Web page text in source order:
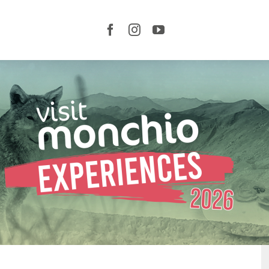
LE
ORGANIZZALA TUAVISITA
SERVIZI
CURIOSITÀ NEWS
VIDEO